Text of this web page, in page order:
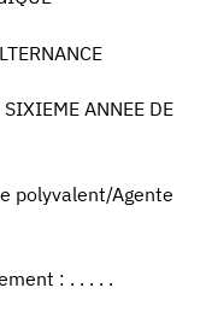
ANNEE DE
polyvalent/Agente
: . . . . .